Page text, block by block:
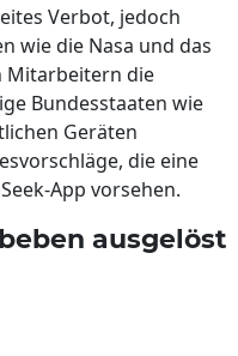
Verbot, jedoch
wie die Nasa und das
Mitarbeitern die
Bundesstaaten wie
Geräten
die eine
App vorsehen.
ausgelöst